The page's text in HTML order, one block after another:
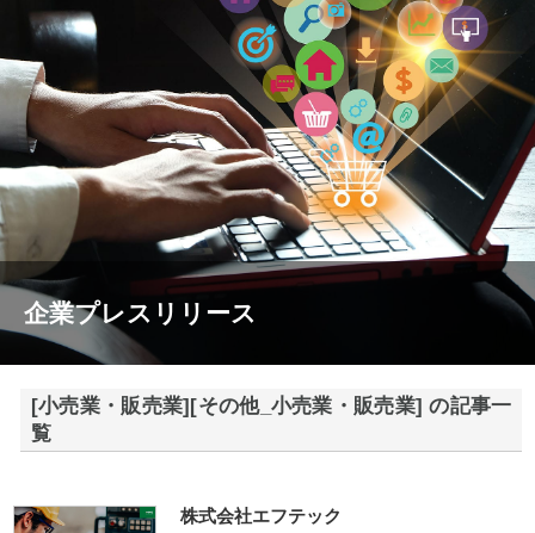
企業プレスリリース
[小売業・販売業][その他_小売業・販売業] の記事一
覧
株式会社エフテック